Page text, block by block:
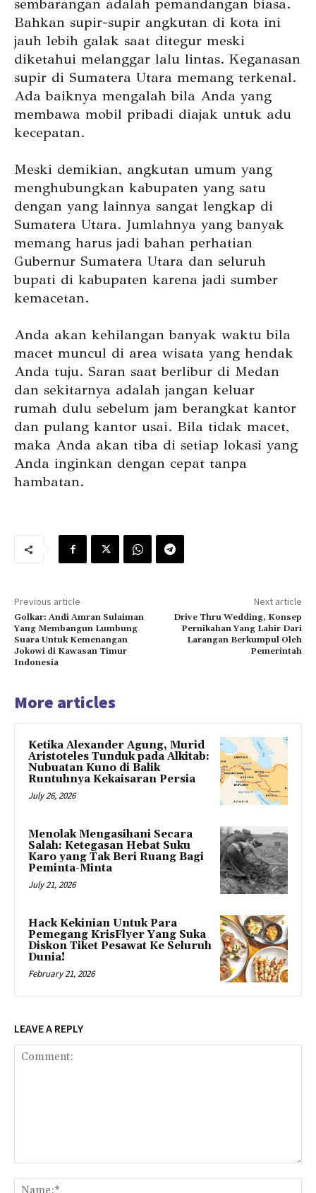
sembarangan adalah pemandangan biasa.
Bahkan supir-supir angkutan di kota ini
jauh lebih galak saat ditegur meski
diketahui melanggar lalu lintas. Keganasan
supir di Sumatera Utara memang terkenal.
Ada baiknya mengalah bila Anda yang
membawa mobil pribadi diajak untuk adu
kecepatan.
Meski demikian, angkutan umum yang
menghubungkan kabupaten yang satu
dengan yang lainnya sangat lengkap di
Sumatera Utara. Jumlahnya yang banyak
memang harus jadi bahan perhatian
Gubernur Sumatera Utara dan seluruh
bupati di kabupaten karena jadi sumber
kemacetan.
Anda akan kehilangan banyak waktu bila
macet muncul di area wisata yang hendak
Anda tuju. Saran saat berlibur di Medan
dan sekitarnya adalah jangan keluar
rumah dulu sebelum jam berangkat kantor
dan pulang kantor usai. Bila tidak macet,
maka Anda akan tiba di setiap lokasi yang
Anda inginkan dengan cepat tanpa
hambatan.
Previous article
Golkar: Andi Amran Sulaiman
Yang Membangun Lumbung
Suara Untuk Kemenangan
Jokowi di Kawasan Timur
Indonesia
Next article
Drive Thru Wedding, Konsep
Pernikahan Yang Lahir Dari
Larangan Berkumpul Oleh
Pemerintah
More articles
Ketika Alexander Agung, Murid
Aristoteles Tunduk pada Alkitab:
Nubuatan Kuno di Balik
Runtuhnya Kekaisaran Persia
July 26, 2026
Menolak Mengasihani Secara
Salah: Ketegasan Hebat Suku
Karo yang Tak Beri Ruang Bagi
Peminta-Minta
July 21, 2026
Hack Kekinian Untuk Para
Pemegang KrisFlyer Yang Suka
Diskon Tiket Pesawat Ke Seluruh
Dunia!
February 21, 2026
LEAVE A REPLY